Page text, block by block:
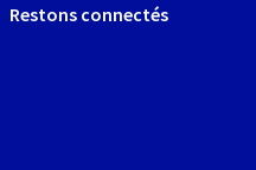
Restons connectés